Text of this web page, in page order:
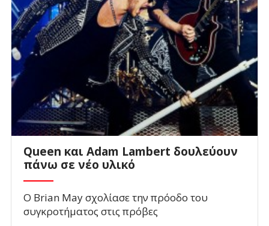
Queen και Adam Lambert δουλεύουν
πάνω σε νέο υλικό
Ο Brian May σχολίασε την πρόοδο του
συγκροτήματος στις πρόβες